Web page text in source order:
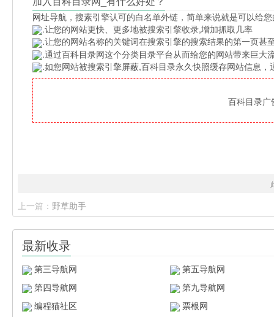
网址导航 ，搜素引擎认可的白名单外链，简单来说就是可以给
.让您的网站更快、更多地被搜索引擎收录,增加抓取几率
.让您的网站名称的关键词在搜索引擎的搜索结果的第一页甚
.通过百科目录网这个分类目录平台从而给您的网站带来巨大
.如您网站被搜索引擎屏蔽,百科目录永久快照缓存网站信息
百科目录
上一篇： 野草助手
最新收录
第三导航网
第五导航网
第四导航网
第九导航网
编程猫社区
票根网